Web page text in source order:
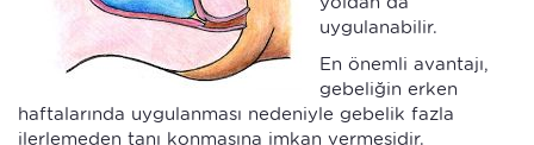
uygulanabilir.
En önemli avantajı,
gebeliğin erken
haftalarında uygulanması nedeniyle gebelik fazla
ilerlemeden tanı konmasına imkan vermesidir.